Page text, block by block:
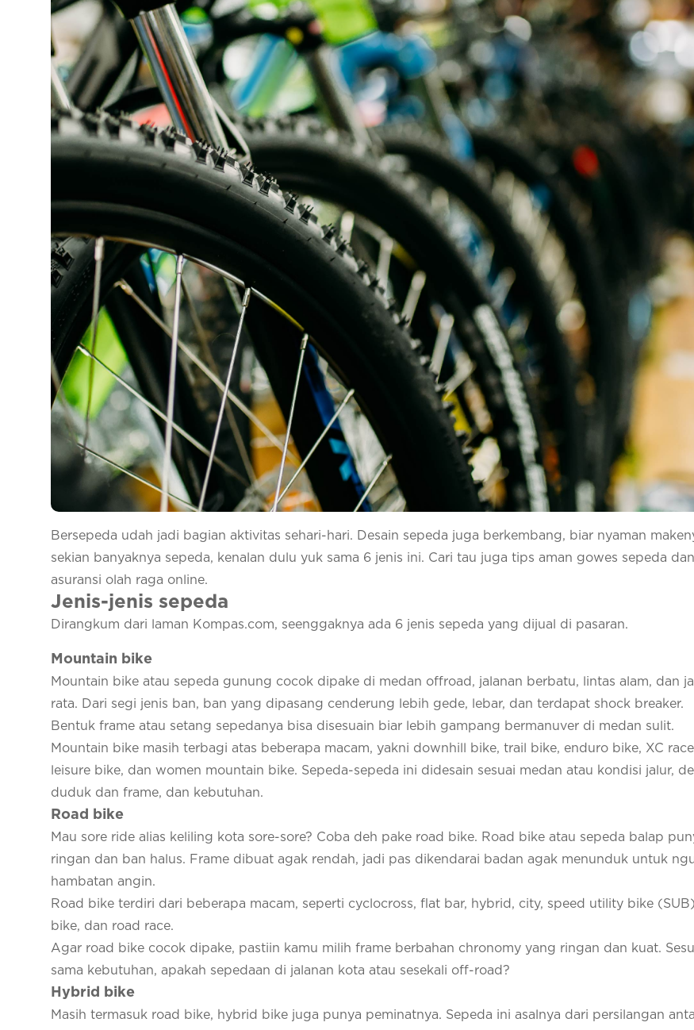
Selfcare
Bersepeda udah jadi bagian aktivitas sehari-hari. Desain sepeda juga berkembang, biar nyaman
sekian banyaknya sepeda, kenalan dulu yuk sama 6 jenis ini. Cari tau juga tips aman gowes sepeda
asuransi olah raga online.
Jenis-jenis sepeda
Dirangkum dari laman Kompas.com, seenggaknya ada 6 jenis sepeda yang dijual di pasaran.
Mountain bike
Mountain bike atau sepeda gunung cocok dipake di medan offroad, jalanan berbatu, lintas alam, dan
rata. Dari segi jenis ban, ban yang dipasang cenderung lebih gede, lebar, dan terdapat shock breaker.
Bentuk frame atau setang sepedanya bisa disesuain biar lebih gampang bermanuver di medan sulit.
Mountain bike masih terbagi atas beberapa macam, yakni downhill bike, trail bike, enduro bike, XC
leisure bike, dan women mountain bike. Sepeda-sepeda ini didesain sesuai medan atau kondisi jalur,
duduk dan frame, dan kebutuhan.
Road bike
Mau sore ride alias keliling kota sore-sore? Coba deh pake road bike. Road bike atau sepeda balap
ringan dan ban halus. Frame dibuat agak rendah, jadi pas dikendarai badan agak menunduk untuk
hambatan angin.
Road bike terdiri dari beberapa macam, seperti cyclocross, flat bar, hybrid, city, speed utility bike
bike, dan road race.
Agar road bike cocok dipake, pastiin kamu milih frame berbahan chronomy yang ringan dan kuat.
sama kebutuhan, apakah sepedaan di jalanan kota atau sesekali off-road?
Hybrid bike
Masih termasuk road bike, hybrid bike juga punya peminatnya. Sepeda ini asalnya dari persilangan